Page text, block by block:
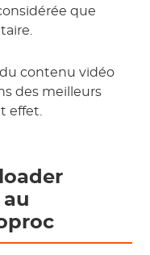
que
contenu vidéo
des meilleurs
effet.